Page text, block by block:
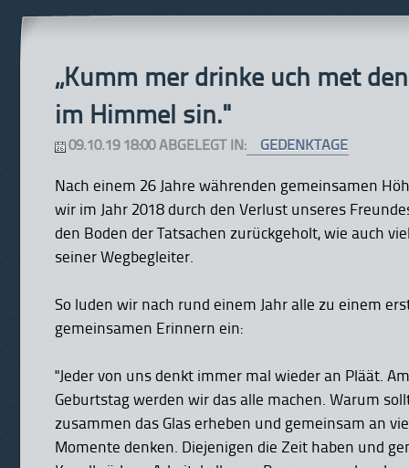
„Kumm mer drinke uch met
im Himmel sin."
09.10.19 18:00 ABGELEGT IN: GEDENKTAGE
Nach einem 26 Jahre währenden gemeinsamen
wir im Jahr 2018 durch den Verlust unseres
den Boden der Tatsachen zurückgeholt, wie auch
seiner Wegbegleiter.
So luden wir nach rund einem Jahr alle zu einem
gemeinsamen Erinnern ein:
"Jeder von uns denkt immer mal wieder an Pläät.
Geburtstag werden wir das alle machen. Warum
zusammen das Glas erheben und gemeinsam an
Momente denken. Diejenigen die Zeit haben und